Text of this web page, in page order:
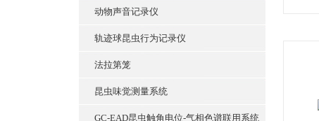
动物声音记录仪
轨迹球昆虫行为记录仪
法拉第笼
昆虫味觉测量系统
GC-EAD昆虫触角电位-气相色谱联用系统